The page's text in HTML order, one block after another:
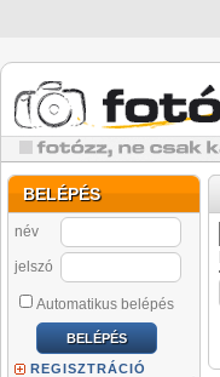
BELÉPÉS
név
jelszó
Automatikus belépés
REGISZTRÁCIÓ